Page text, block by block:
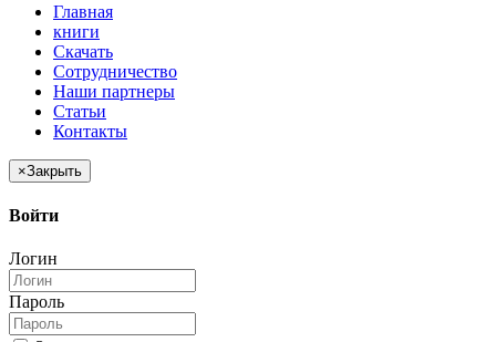
Главная
книги
Скачать
Сотрудничество
Наши партнеры
Статьи
Контакты
×Закрыть
Войти
Логин
Пароль